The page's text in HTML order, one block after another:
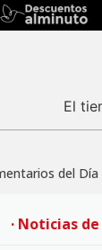
El
del Día
· Noticias